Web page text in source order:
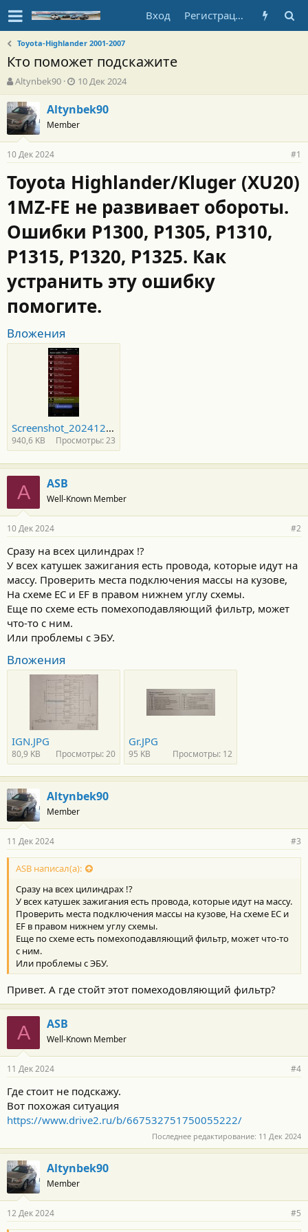
Вход Регистрация
Toyota-Highlander 2001-2007
Кто поможет подскажите
А
в
т
о
р
т
е
м
ы
Altynbek90
Д
а
т
а
н
а
а
л
а
10 Дек 2024
Altynbek90
Member
10 Дек 2024 #1
Toyota Highlander/Kluger (XU20)
1MZ-FE не развивает обороты.
Ошибки P1300, P1305, P1310,
P1315, P1320, P1325. Как
устранить эту ошибку
помогите.
Вложения
Screenshot_20241210-173347_Torque.jpg
940,6 KB Просмотры: 23
A ASB
Well-Known Member
10 Дек 2024 #2
Сразу на всех цилиндрах !?
У всех катушек зажигания есть провода, которые идут на
массу. Проверить места подключения массы на кузове,
На схеме EC и EF в правом нижнем углу схемы.
Еще по схеме есть помехоподавляющий фильтр, может
что-то с ним.
Или проблемы с ЭБУ.
Вложения
IGN.JPG
80,9 KB Просмотры: 20
Gr.JPG
95 KB Просмотры: 12
Altynbek90
Member
11 Дек 2024 #3
ASB написал(а):
Сразу на всех цилиндрах !?
У всех катушек зажигания есть провода, которые идут на массу.
Проверить места подключения массы на кузове, На схеме EC и
EF в правом нижнем углу схемы.
Еще по схеме есть помехоподавляющий фильтр, может что-то
с ним.
Или проблемы с ЭБУ.
Привет. А где стойт этот помеходовляющий фильтр?
A ASB
Well-Known Member
11 Дек 2024 #4
Где стоит не подскажу.
Вот похожая ситуация
https://www.drive2.ru/b/667532751750055222/
Последнее редактирование: 11 Дек 2024
Altynbek90
Member
12 Дек 2024 #5